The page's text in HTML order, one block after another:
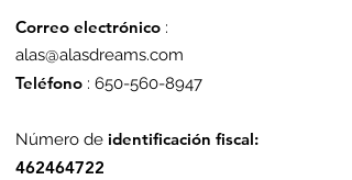
Correo electrónico :
alas@alasdreams.com
Teléfono : 650-560-8947
Número de identificación fiscal:
462464722